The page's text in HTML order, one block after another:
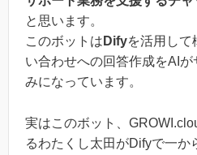
と思います。
このボットは Difyを活用して
い合わせへの回答作成をAI
みになっています。
実はこのボット、
るわたくし太田がDifyで一か